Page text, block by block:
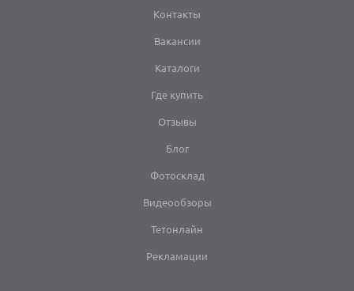
Контакты
Вакансии
Каталоги
Где купить
Отзывы
Блог
Фотосклад
Видеообзоры
Тетонлайн
Рекламации